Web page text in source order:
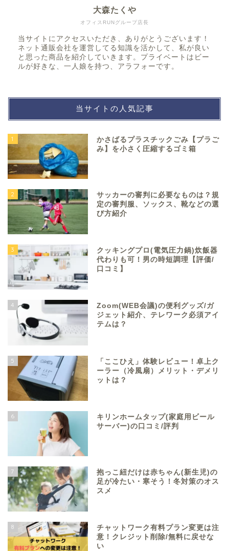
オフィスRUNグループ店長
大森たくや
当サイトにアクセスいただき、ありがとうございます！
ネット通販会社を運営してる知識を活かして、私が良い
と思った商品を紹介していきます。プライベートはビー
ルが好きな、一人娘を持つ、アラフォーです。
当サイトの人気記事
1
かさばるプラスチックごみ【プラご
み】を小さく圧縮するゴミ箱
2
サッカーの審判に必要なものは？規
定の審判服、ソックス、靴などの選
び方紹介
3
クッキングプロ(電気圧力鍋)炊飯器
代わりも可！男の時短調理【評価/
口コミ】
4
Zoom(WEB会議)の便利グッズ/ガ
ジェット紹介、テレワーク必須アイ
テムは？
5
「ここひえ」体験レビュー！卓上ク
ーラー（冷風扇）メリット・デメリ
ットは？
6
キリンホームタップ(家庭用ビール
サーバー)の口コミ/評判
7
抱っこ紐だけは赤ちゃん(新生児)の
足が冷たい・寒そう！冬対策のオス
スメ
8
チャットワーク有料プラン変更は注
意！クレジット削除/無料に戻せな
い